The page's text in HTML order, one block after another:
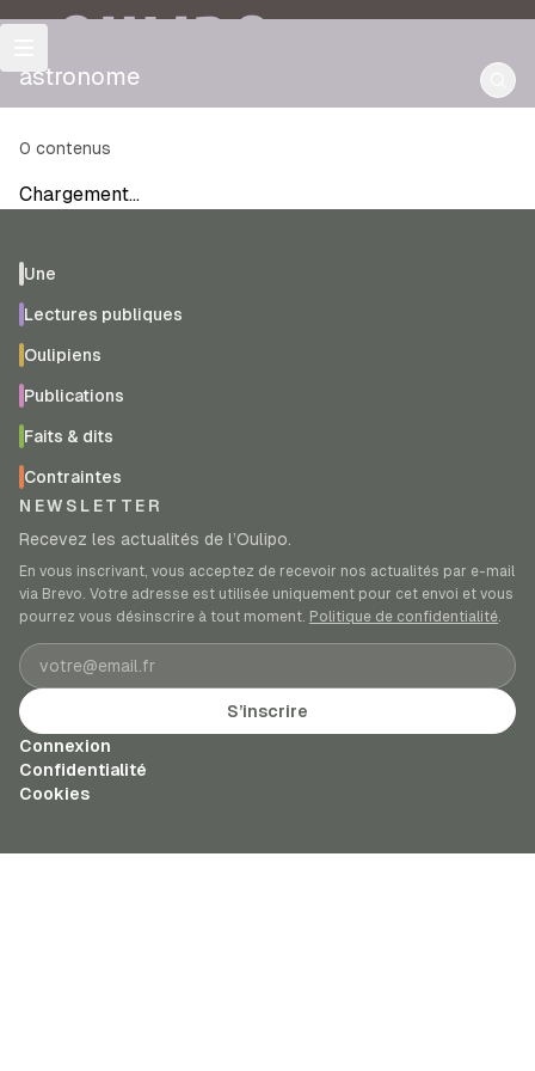
OULIPO
astronome
0 contenus
Chargement…
Une
Lectures publiques
Oulipiens
Publications
Faits & dits
Contraintes
NEWSLETTER
Recevez les actualités de l’Oulipo.
En vous inscrivant, vous acceptez de recevoir nos actualités par e-mail
via Brevo. Votre adresse est utilisée uniquement pour cet envoi et vous
pourrez vous désinscrire à tout moment. Politique de confidentialité.
Adresse e-mail
S’inscrire
Connexion
Confidentialité
Cookies